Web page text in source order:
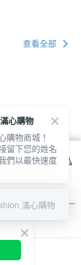
查看全部
詳情，及若您不希
請參閱本網站「
隱私
本公司得按本網站使
心購物
購物商城！
留下您的姓名
們以最快速度
滿心購物